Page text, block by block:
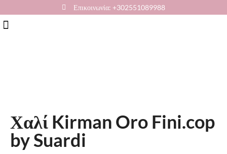
Επικοινωνία: +302551089988
Χαλί Kirman Oro Fini.cop
by Suardi